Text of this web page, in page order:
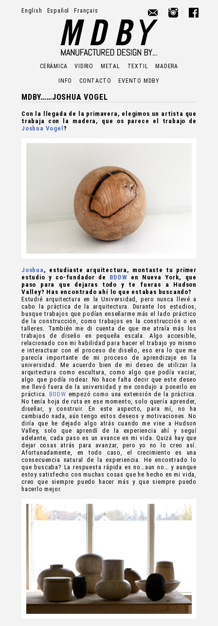
English Español Français
MDBY -
CERÁMICA VIDRIO METAL TEXTIL MADERA
INFO CONTACTO EVENTO MDBY
MDBY……JOSHUA VOGEL
Con la llegada de la primavera, elegimos un artista que
trabaja con la madera, que os parece el trabajo de
Joshua Vogel ?
Joshua , estudiaste arquitectura, montaste tu primer
estudio y co-fundador de BDDW en Nueva York, que
paso para que dejaras todo y te fueras a Hudson
Valley? Has encontrado ahí lo que estabas buscando?
Estudié arquitectura en la Universidad, pero nunca llevé a
cabo la práctica de la arquitectura. Durante los estudios,
busque trabajos que podían enseñarme más el lado práctico
de la construcción, como trabajos en la construcción o en
talleres. También me di cuenta de que me atraía más los
trabajos de diseño en pequeña escala. Algo accesible,
relacionado con mi habilidad para hacer el trabajo yo mismo
e interactuar con el proceso de diseño, eso era lo que me
parecía importante de mi proceso de aprendizaje en la
universidad. Me acuerdo bien de mi deseo de utilizar la
arquitectura como escultura, como algo que podía vaciar,
algo que podía rodear. No hace falta decir que este deseo
me llevó fuera de la universidad y me condujo a ponerlo en
práctica.BDDW empezó como una extensión de la práctica.
No tenía hoja de ruta en ese momento, solo quería aprender,
diseñar, y construir. En este aspecto, para mí, no ha
cambiado nada, aún tengo estos deseos y motivaciones. No
diría que he dejado algo atrás cuando me vine a Hudson
Valley, solo que aprendí de la experiencia ahí y seguí
adelante, cada paso es un avance en mi vida. Quizá hay que
dejar cosas atrás para avanzar, pero yo no lo creo así.
Afortunadamente, en todo caso, el crecimiento es una
consecuencia natural de la experiencia. He encontrado lo
que buscaba? La respuesta rápida es no…aun no… y aunque
estoy satisfecho con muchas cosas que he hecho en mi vida,
creo que siempre puedo hacer más y que siempre puedo
hacerlo mejor.